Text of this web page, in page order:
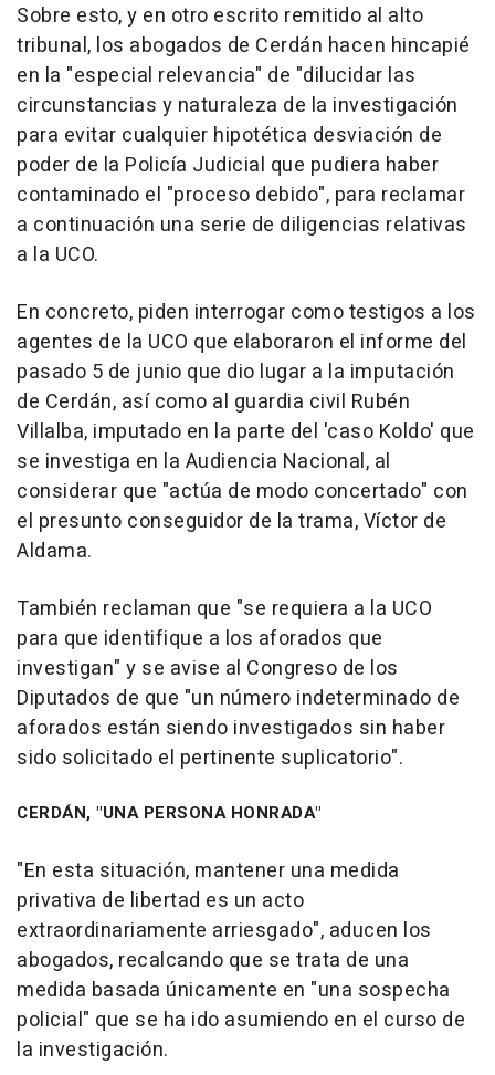
Sobre esto, y en otro escrito remitido al alto
tribunal, los abogados de Cerdán hacen hincapié
en la "especial relevancia" de "dilucidar las
circunstancias y naturaleza de la investigación
para evitar cualquier hipotética desviación de
poder de la Policía Judicial que pudiera haber
contaminado el "proceso debido", para reclamar
a continuación una serie de diligencias relativas
a la UCO.
En concreto, piden interrogar como testigos a los
agentes de la UCO que elaboraron el informe del
pasado 5 de junio que dio lugar a la imputación
de Cerdán, así como al guardia civil Rubén
Villalba, imputado en la parte del 'caso Koldo' que
se investiga en la Audiencia Nacional, al
considerar que "actúa de modo concertado" con
el presunto conseguidor de la trama, Víctor de
Aldama.
También reclaman que "se requiera a la UCO
para que identifique a los aforados que
investigan" y se avise al Congreso de los
Diputados de que "un número indeterminado de
aforados están siendo investigados sin haber
sido solicitado el pertinente suplicatorio".
CERDÁN, "UNA PERSONA HONRADA"
"En esta situación, mantener una medida
privativa de libertad es un acto
extraordinariamente arriesgado", aducen los
abogados, recalcando que se trata de una
medida basada únicamente en "una sospecha
policial" que se ha ido asumiendo en el curso de
la investigación.